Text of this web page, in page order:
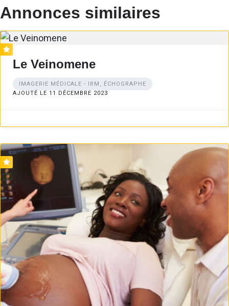
Annonces similaires
Le Veinomene
IMAGERIE MÉDICALE - IRM, ÉCHOGRAPHE
AJOUTÉ LE 11 DÉCEMBRE 2023